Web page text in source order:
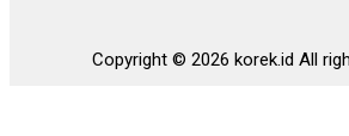
Copyright © 2026 korek.id All